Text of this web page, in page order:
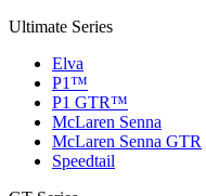
Ultimate Series
Elva
P1™
P1 GTR™
McLaren Senna
McLaren Senna GTR
Speedtail